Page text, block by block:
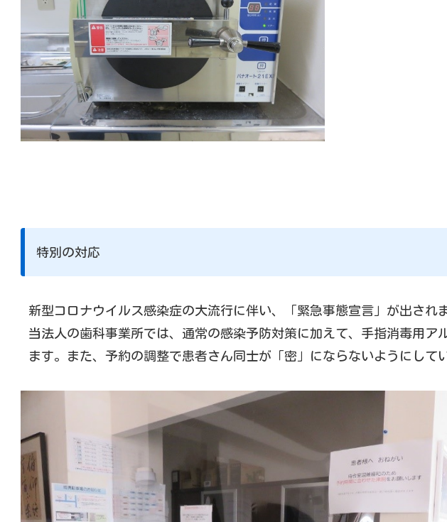
特別の対応
新型コロナウイルス感染症の大流行に伴い、「緊急事態宣言」が出され
当法人の歯科事業所では、通常の感染予防対策に加えて、手指消毒用
ます。また、予約の調整で患者さん同士が「密」にならないようにして